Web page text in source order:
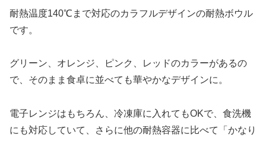
耐熱温度140℃まで対応のカラフルデザインの耐熱ボウル
です。
グリーン、オレンジ、ピンク、レッドのカラーがあるの
で、そのまま食卓に並べても華やかなデザインに。
電子レンジはもちろん、冷凍庫に入れてもOKで、食洗機
にも対応していて、さらに他の耐熱容器に比べて「かなり